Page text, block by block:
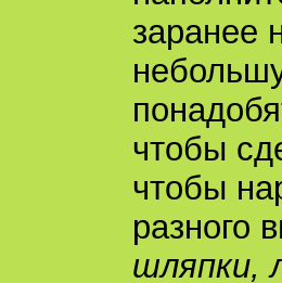
заранее
чтобы
чтобы
разного
шляпки,